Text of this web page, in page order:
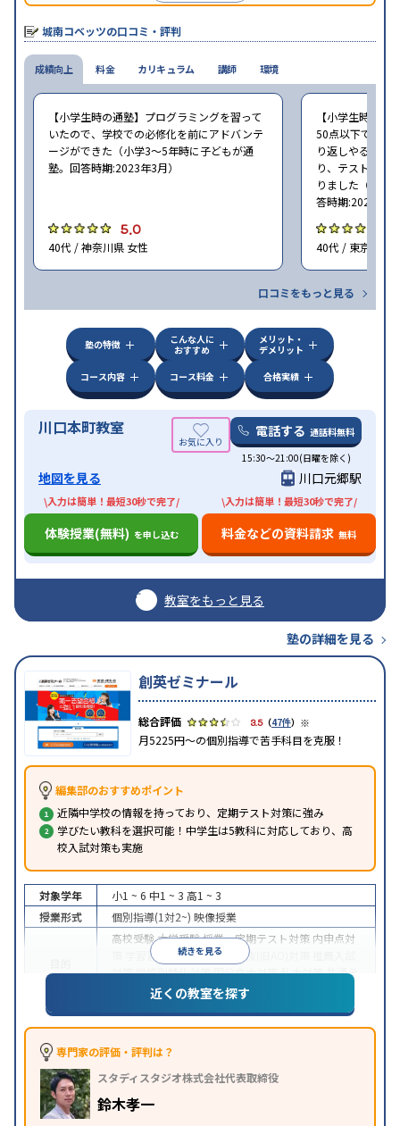
城南コベッツの口コミ・評判
成績向上
【小学生時の通塾】プログラミングを習って
いたので、学校での必修化を前にアドバンテ
ージができた（小学3〜5年時に子どもが通
塾。回答時期:2023年3月）
5.0
40代 / 神奈川県 女性
【小学生時の通
50点以下でした
り返しやること
り、テストの点
りました（小学
答時期:2023年3
40代 / 東京都 女
口コミをもっと見る
料金 カリキュラム 講師 環境
塾の特徴
こんな人に
おすすめ
メリット・
デメリット
コース内容
コース料金 合格実績
川口本町教室 電話する 通話料無料
15:30〜21:00(日曜を除く)
地図を見る 川口元郷駅
\入力は簡単！最短30秒で完了/
体験授業(無料) を申し込む
\入力は簡単！最短30秒で完了/
料金などの資料請求 無料
教室をもっと見る
塾の詳細を見る
創英ゼミナール
3.5（47件） ※
月5225円～の個別指導で苦手科目を克服！
編集部のおすすめポイント
近隣中学校の情報を持っており、定期テスト対策に強み
学びたい教科を選択可能！中学生は5教科に対応しており、高
校入試対策も実施
続きを見る
対象学年 小1 ~ 6 中1 ~ 3 高1 ~ 3
授業形式
個別指導(1対2~) 映像授業
高校受験大学受験授業・定期テスト対策 内申点対
学習習慣の定着総合型選抜(旧AO)対策
対策学校別特化対策国公立大対策私大対策共通テ
スト対策英検(英語検定)対策
特徴
中高一貫校生に対応授業の振替可能学習にPC・タ
ブレットを利用1科目から受講可能季節講習のみの
受講可自習室あり
※2023年3月調査。
近くの教室を探す
専門家の評価・評判は？
スタディスタジオ株式会社代表取締役
鈴木孝一